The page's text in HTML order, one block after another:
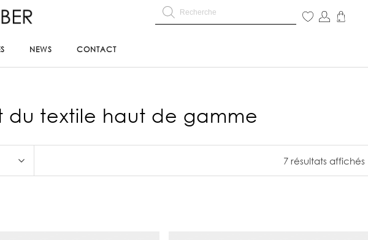
NEWS CONTACT
du textile haut de gamme
7 résultats affichés